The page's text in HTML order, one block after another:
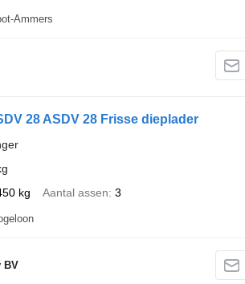
Ammers
28 ASDV 28 Frisse dieplader
kg Aantal assen 3
BV